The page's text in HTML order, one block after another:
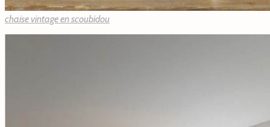
chaise vintage en scoubidou